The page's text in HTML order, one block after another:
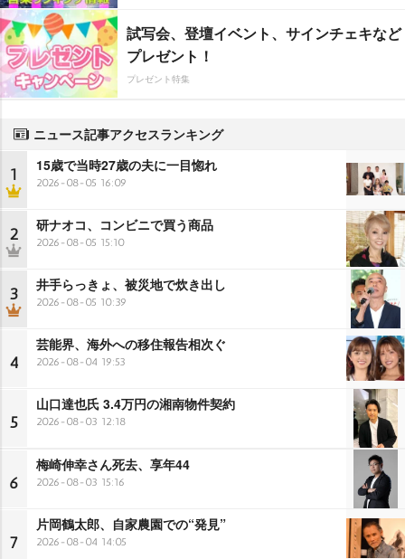
試写会、登壇イベント、サインチェキなど
プレゼント！
プレゼント特集
ニュース記事アクセスランキング
1 15歳で当時27歳の夫に一目惚れ
2026-08-05 16:09
2 研ナオコ、コンビニで買う商品
2026-08-05 15:10
3 井手らっきょ、被災地で炊き出し
2026-08-05 10:39
4
芸能界、海外への移住報告相次ぐ
2026-08-04 19:53
5
山口達也氏 3.4万円の湘南物件契約
2026-08-03 12:18
6
梅崎伸幸さん死去、享年44
2026-08-03 15:16
7
片岡鶴太郎、自家農園での“発見”
2026-08-04 14:05